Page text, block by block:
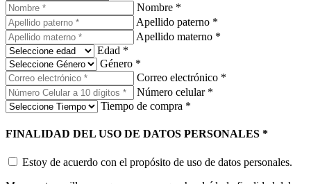
Nombre *
Apellido paterno *
Apellido materno *
Edad *
Género *
Correo electrónico *
Número celular *
Tiempo de compra *
FINALIDAD DEL USO DE DATOS PERSONALES *
Estoy de acuerdo con el propósito de uso de datos personales.